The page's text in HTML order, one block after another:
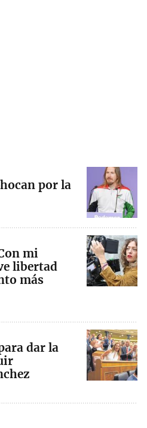
por la
mi
libertad
más
dar la